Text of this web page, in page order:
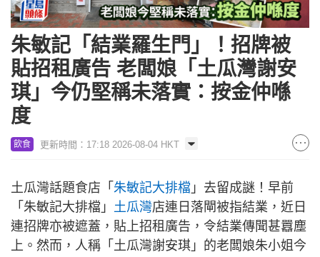
朱敏記「結業羅生門」！招牌被
貼招租廣告 老闆娘「土瓜灣謝安
琪」今仍堅稱未落實：按金仲喺
度
飲食 更新時間：17:18 2026-08-04 HKT
土瓜灣話題食店「 朱敏記大排檔 」去留成謎！早前
「朱敏記大排檔」 土瓜灣店連日落閘被指結業，近日
連招牌亦被遮蓋，貼上招租廣告，令結業傳聞甚囂塵
上。然而，人稱「土瓜灣謝安琪」的老闆娘朱小姐今